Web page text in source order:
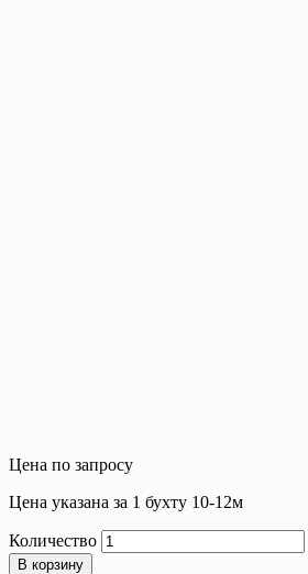
Цена по запросу
Цена указана за 1 бухту 10-12м
Количество
В корзину